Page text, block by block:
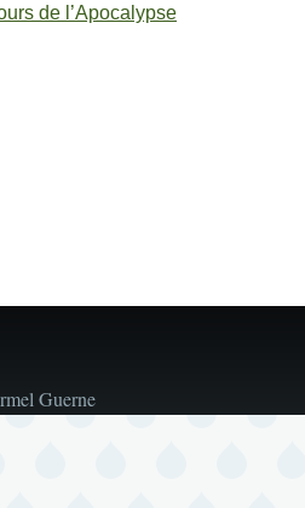
de l’Apocalypse
Guerne